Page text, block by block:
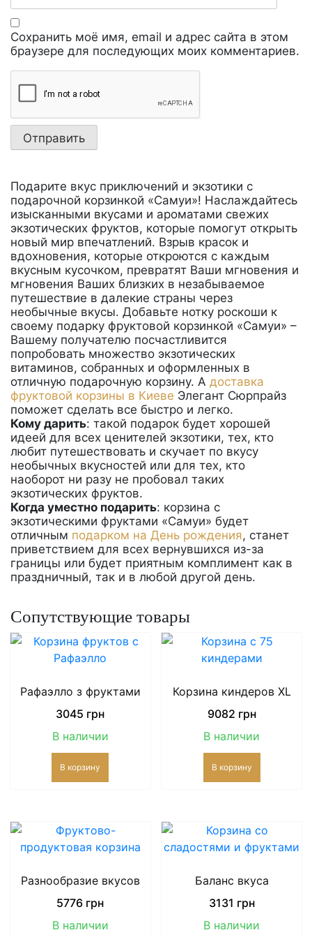
Сохранить моё имя, email и адрес сайта в этом
браузере для последующих моих комментариев.
Подарите вкус приключений и экзотики с
подарочной корзинкой «Самуи»! Наслаждайтесь
изысканными вкусами и ароматами свежих
экзотических фруктов, которые помогут открыть
новый мир впечатлений. Взрыв красок и
вдохновения, которые откроются с каждым
вкусным кусочком, превратят Ваши мгновения и
мгновения Ваших близких в незабываемое
путешествие в далекие страны через
необычные вкусы. Добавьте нотку роскоши к
своему подарку фруктовой корзинкой «Самуи» –
Вашему получателю посчастливится
попробовать множество экзотических
витаминов, собранных и оформленных в
отличную подарочную корзину. А доставка
фруктовой корзины в Киеве Элегант Сюрпрайз
поможет сделать все быстро и легко.
Кому дарить: такой подарок будет хорошей
идеей для всех ценителей экзотики, тех, кто
любит путешествовать и скучает по вкусу
необычных вкусностей или для тех, кто
наоборот ни разу не пробовал таких
экзотических фруктов.
Когда уместно подарить: корзина с
экзотическими фруктами «Самуи» будет
отличным подарком на День рождения, станет
приветствием для всех вернувшихся из-за
границы или будет приятным комплимент как в
праздничный, так и в любой другой день.
Сопутствующие товары
Рафаэлло з фруктами
3045 грн
В наличии
В корзину
Корзина киндеров XL
9082 грн
В наличии
В корзину
Разнообразие вкусов
5776 грн
В наличии
Баланс вкуса
3131 грн
В наличии